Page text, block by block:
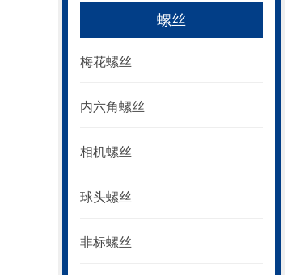
螺丝
梅花螺丝
内六角螺丝
相机螺丝
球头螺丝
非标螺丝